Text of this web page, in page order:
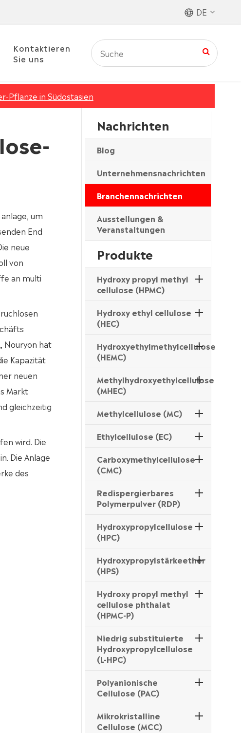
DE
Kontaktieren
Sie uns
Pflanze in Südostasien
um
End
neue
von
an multi
Nouryon hat
Kapazität
neuen
Markt
gleichzeitig
wird. Die
Die Anlage
des
Nachrichten
Blog
Unternehmensnachrichten
Branchennachrichten
Ausstellungen &
Veranstaltungen
Produkte
Hydroxy propyl methyl
cellulose (HPMC)
Hydroxy ethyl cellulose
(HEC)
Hydroxyethylmethylcellulose
(HEMC)
Methylhydroxyethylcellulose
(MHEC)
Methylcellulose (MC)
Ethylcellulose (EC)
Carboxymethylcellulose
(CMC)
Redispergierbares
Polymerpulver (RDP)
Hydroxypropylcellulose
(HPC)
Hydroxypropylstärkeether
(HPS)
Hydroxy propyl methyl
cellulose phthalat
(HPMC-P)
Niedrig substituierte
Hydroxypropylcellulose
(L-HPC)
Polyanionische
Cellulose (PAC)
Mikrokristalline
Cellulose (MCC)